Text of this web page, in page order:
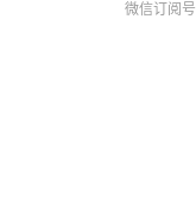
微信订阅号